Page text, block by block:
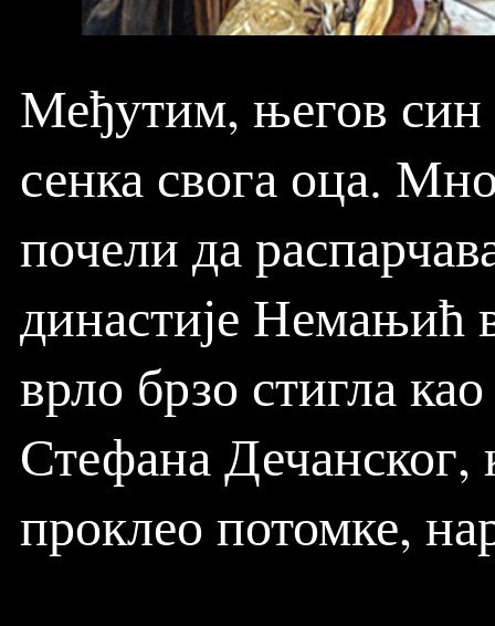
Међутим, његов
сенка свога оца.
почели да
династије Немањић
врло брзо стигла
Стефана Дечанског,
проклео потомке,